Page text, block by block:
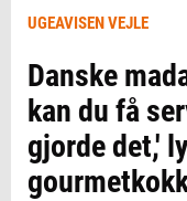
UGEAVISEN VEJLE
Danske
kan du få
gjorde det,'